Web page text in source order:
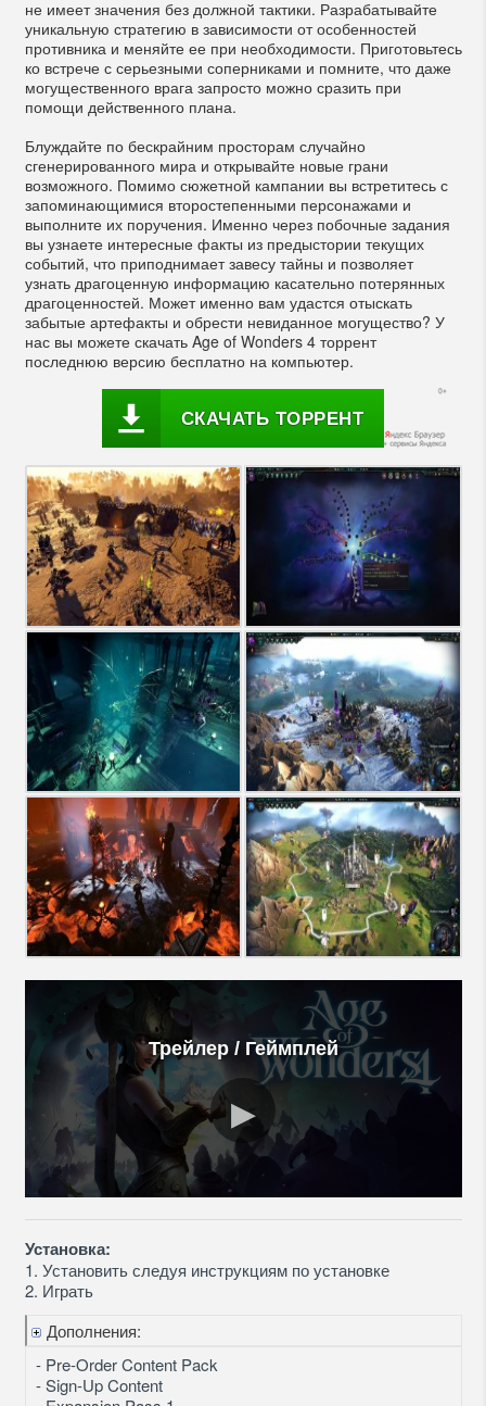
не имеет значения без должной тактики. Разрабатывайте
уникальную стратегию в зависимости от особенностей
противника и меняйте ее при необходимости. Приготовьтесь
ко встрече с серьезными соперниками и помните, что даже
могущественного врага запросто можно сразить при
помощи действенного плана.
Блуждайте по бескрайним просторам случайно
сгенерированного мира и открывайте новые грани
возможного. Помимо сюжетной кампании вы встретитесь с
запоминающимися второстепенными персонажами и
выполните их поручения. Именно через побочные задания
вы узнаете интересные факты из предыстории текущих
событий, что приподнимает завесу тайны и позволяет
узнать драгоценную информацию касательно потерянных
драгоценностей. Может именно вам удастся отыскать
забытые артефакты и обрести невиданное могущество? У
нас вы можете скачать Age of Wonders 4 торрент
последнюю версию бесплатно на компьютер.
СКАЧАТЬ ТОРРЕНТ
Трейлер / Геймплей
Установка:
1. Установить следуя инструкциям по установке
2. Играть
Дополнения:
- Pre-Order Content Pack
- Sign-Up Content